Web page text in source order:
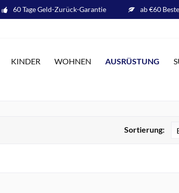
60 Tage Geld-Zurück-Garantie ab €60
KINDER WOHNEN AUSRÜSTUNG
Sortierung: